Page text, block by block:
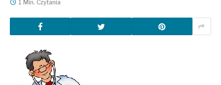
1 Min. Czytania